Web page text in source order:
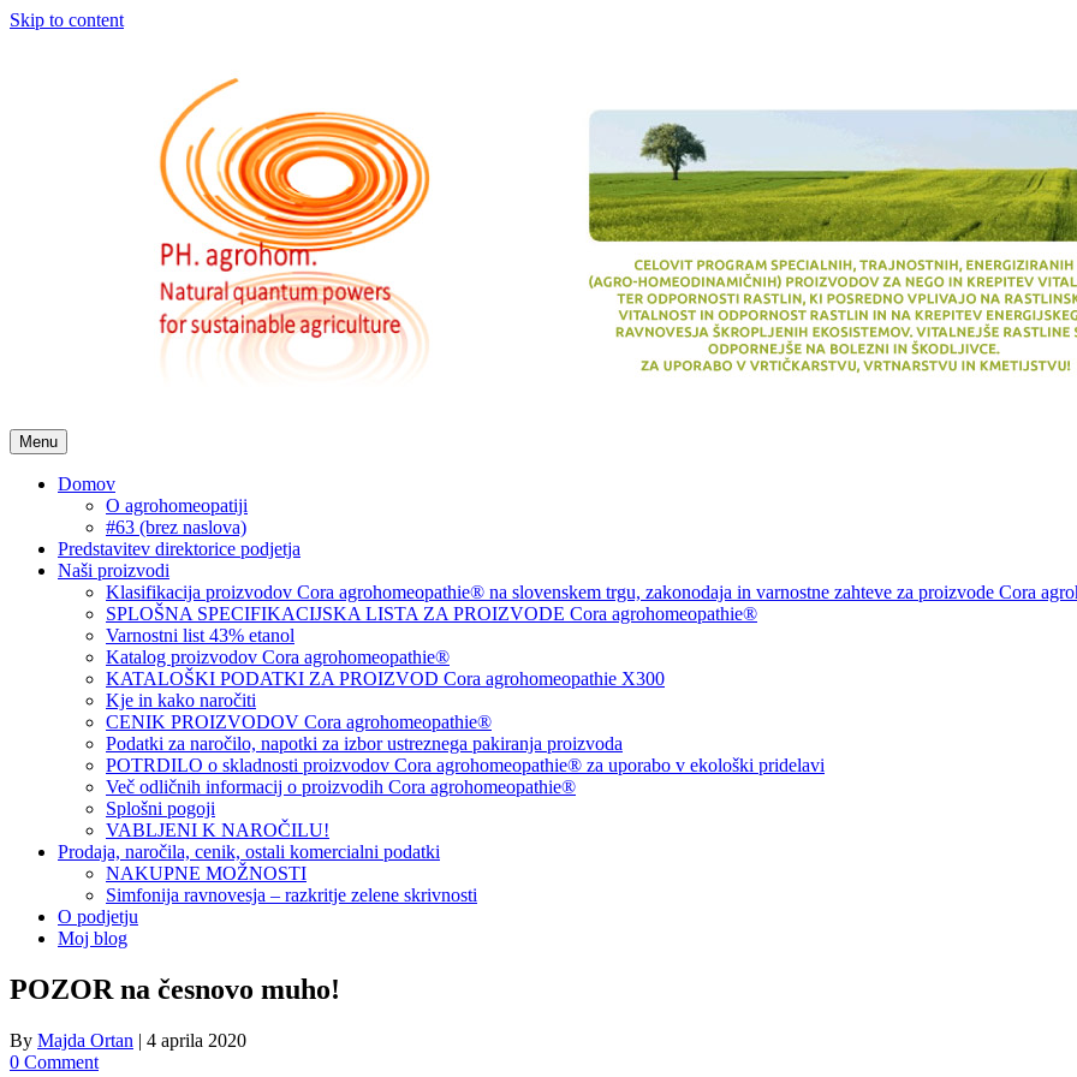
Skip to content
Menu
Domov
O agrohomeopatiji
#63 (brez naslova)
Predstavitev direktorice podjetja
Naši proizvodi
Klasifikacija proizvodov Cora agrohomeopathie® na slovenskem trgu, zakonodaja in varnostne zahteve za proizvode Cora
SPLOŠNA SPECIFIKACIJSKA LISTA ZA PROIZVODE Cora agrohomeopathie®
Varnostni list 43% etanol
Katalog proizvodov Cora agrohomeopathie®
KATALOŠKI PODATKI ZA PROIZVOD Cora agrohomeopathie X300
Kje in kako naročiti
CENIK PROIZVODOV Cora agrohomeopathie®
Podatki za naročilo, napotki za izbor ustreznega pakiranja proizvoda
POTRDILO o skladnosti proizvodov Cora agrohomeopathie® za uporabo v ekološki pridelavi
Več odličnih informacij o proizvodih Cora agrohomeopathie®
Splošni pogoji
VABLJENI K NAROČILU!
Prodaja, naročila, cenik, ostali komercialni podatki
NAKUPNE MOŽNOSTI
Simfonija ravnovesja – razkritje zelene skrivnosti
O podjetju
Moj blog
POZOR na česnovo muho!
By Majda Ortan | 4 aprila 2020
0 Comment